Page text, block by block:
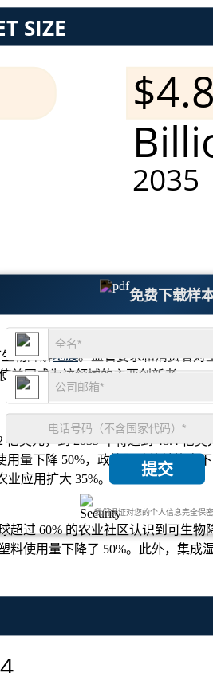
免费下载样
提交
我们保证对您的个人信息完全保
场分析和竞争格局。
物降解地膜。监管要求和消费者对
美国成为该领域的主要创新者。
美元，到 2035 年将达到 48.4 亿美
量下降 50%，政策驱动的转换率下
业应用扩大 35%。
过 60% 的农业社区认识到可生
使用量下降了 50%。此外，集